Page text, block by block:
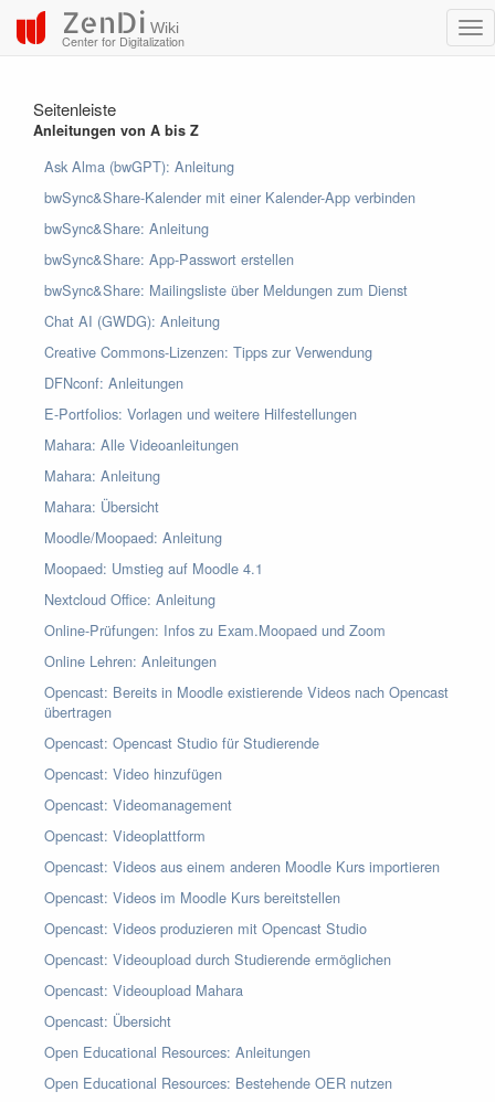
ZenDi Wiki
Center for Digitalization
Seitenleiste
Anleitungen von A bis Z
Ask Alma (bwGPT): Anleitung
bwSync&Share-Kalender mit einer Kalender-App verbinden
bwSync&Share: Anleitung
bwSync&Share: App-Passwort erstellen
bwSync&Share: Mailingsliste über Meldungen zum Dienst
Chat AI (GWDG): Anleitung
Creative Commons-Lizenzen: Tipps zur Verwendung
DFNconf: Anleitungen
E-Portfolios: Vorlagen und weitere Hilfestellungen
Mahara: Alle Videoanleitungen
Mahara: Anleitung
Mahara: Übersicht
Moodle/Moopaed: Anleitung
Moopaed: Umstieg auf Moodle 4.1
Nextcloud Office: Anleitung
Online-Prüfungen: Infos zu Exam.Moopaed und Zoom
Online Lehren: Anleitungen
Opencast: Bereits in Moodle existierende Videos nach Opencast
übertragen
Opencast: Opencast Studio für Studierende
Opencast: Video hinzufügen
Opencast: Videomanagement
Opencast: Videoplattform
Opencast: Videos aus einem anderen Moodle Kurs importieren
Opencast: Videos im Moodle Kurs bereitstellen
Opencast: Videos produzieren mit Opencast Studio
Opencast: Videoupload durch Studierende ermöglichen
Opencast: Videoupload Mahara
Opencast: Übersicht
Open Educational Resources: Anleitungen
Open Educational Resources: Bestehende OER nutzen